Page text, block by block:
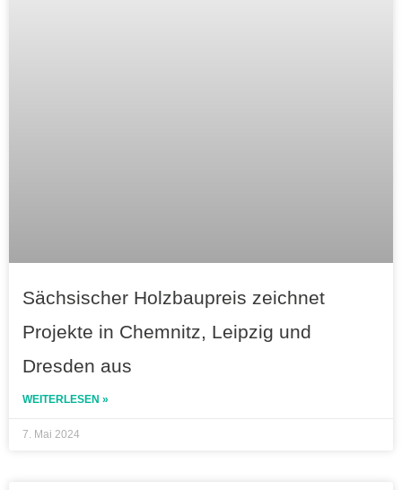
Sächsischer Holzbaupreis zeichnet
Projekte in Chemnitz, Leipzig und
Dresden aus
WEITERLESEN »
7. Mai 2024